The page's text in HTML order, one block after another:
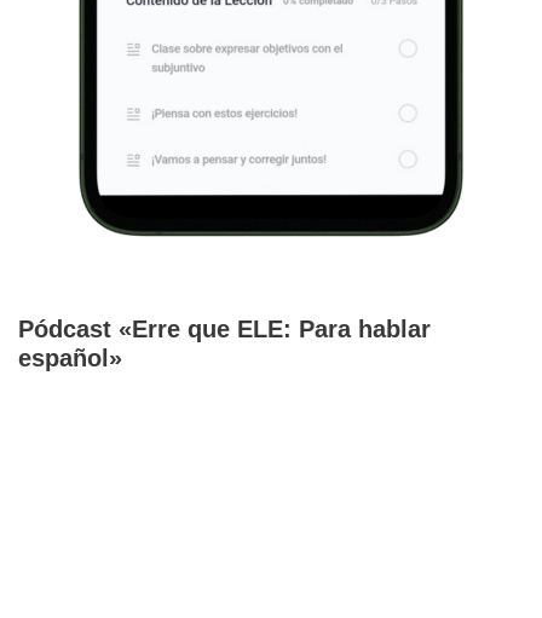
Pódcast «Erre que ELE: Para hablar
español»